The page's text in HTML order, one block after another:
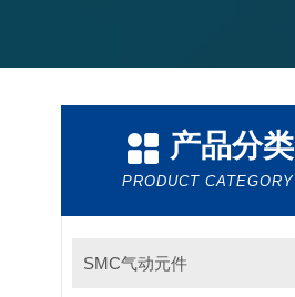
产品分类
PRODUCT CATEGORY
SMC气动元件